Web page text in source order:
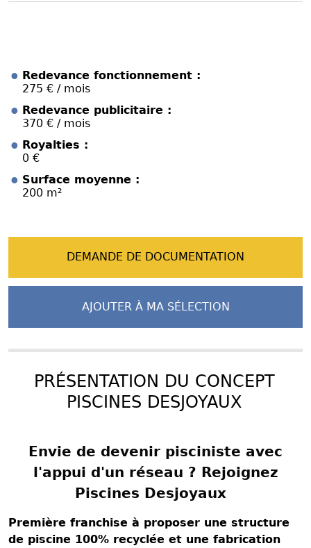
Redevance fonctionnement :
275 € / mois
Redevance publicitaire :
370 € / mois
Royalties :
0 €
Surface moyenne :
200 m²
DEMANDE DE DOCUMENTATION
AJOUTER À MA SÉLECTION
PRÉSENTATION DU CONCEPT
PISCINES DESJOYAUX
Envie de devenir pisciniste avec
l'appui d'un réseau ? Rejoignez
Piscines Desjoyaux
Première franchise à proposer une structure
de piscine 100% recyclée et une fabrication